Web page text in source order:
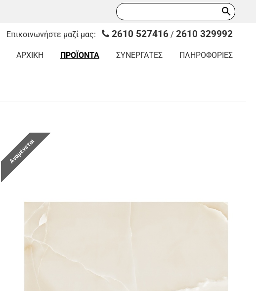
search
Επικοινωνήστε μαζί μας: 2610 527416 / 2610 329992
ΑΡΧΙΚΗ ΠΡΟΪΟΝΤΑ ΣΥΝΕΡΓΑΤΕΣ ΠΛΗΡΟΦΟΡΙΕΣ
Αναμένεται